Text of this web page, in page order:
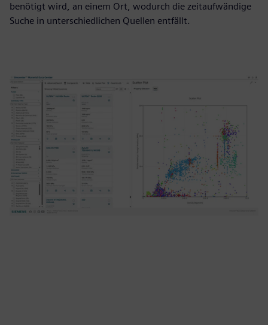
benötigt wird, an einem Ort, wodurch die zeitaufwändige
Suche in unterschiedlichen Quellen entfällt.